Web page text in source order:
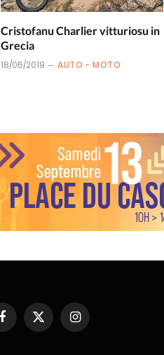
Cristofanu Charlier vitturiosu in
Grecia
18/06/2019 AUTO - MOTO
FacebookX
(Twitter)
Instagram